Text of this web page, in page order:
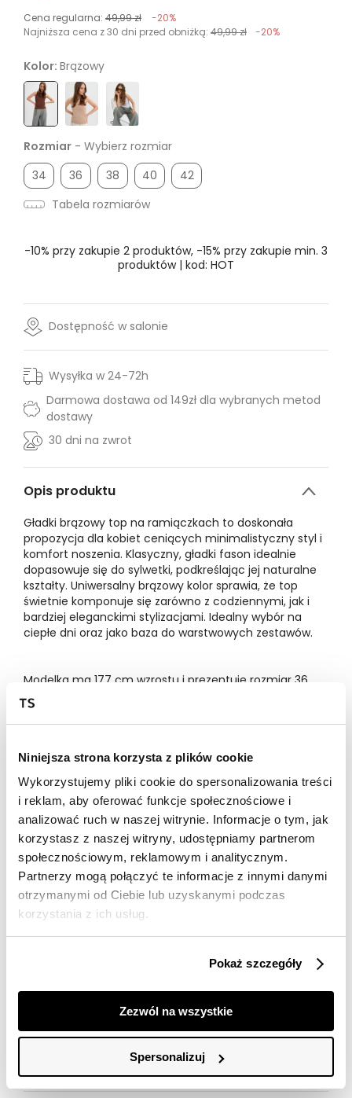
Niniejsza strona korzysta z plików cookie
Wykorzystujemy pliki cookie do spersonalizowania treści
i reklam, aby oferować funkcje społecznościowe i
analizować ruch w naszej witrynie. Informacje o tym, jak
korzystasz z naszej witryny, udostępniamy partnerom
społecznościowym, reklamowym i analitycznym.
Partnerzy mogą połączyć te informacje z innymi danymi
otrzymanymi od Ciebie lub uzyskanymi podczas
korzystania z ich usług.
Pokaż szczegóły
Zezwól na wszystkie
Spersonalizuj
Cena regularna: 49,99 zł
-20%
Najniższa cena z 30 dni przed obniżką: 49,99 zł -20%
Kolor: Brązowy
Rozmiar - Wybierz rozmiar
34
36 38 40
42
Tabela rozmiarów
-10% przy zakupie 2 produktów, -15% przy zakupie min. 3
produktów | kod: HOT
Dostępność w salonie
Wysyłka w 24-72h
Darmowa dostawa od 149zł dla wybranych metod
dostawy
30 dni na zwrot
Opis produktu
Gładki brązowy top na ramiączkach to doskonała
propozycja dla kobiet ceniących minimalistyczny styl i
komfort noszenia. Klasyczny, gładki fason idealnie
dopasowuje się do sylwetki, podkreślając jej naturalne
kształty. Uniwersalny brązowy kolor sprawia, że top
świetnie komponuje się zarówno z codziennymi, jak i
bardziej eleganckimi stylizacjami. Idealny wybór na
ciepłe dni oraz jako baza do warstwowych zestawów.
Modelka ma 177 cm wzrostu i prezentuje rozmiar 36.
65% Z wiskozy
Top Secret
Kolor produktu:
Brązowy
Set:
Summer Drop
Materiał
65% wiskoza, 35% poliester
Pielęgnacja
Nie suszyć w suszarkach bębnowych
Prasować w temp. Max. 110°
Darmowa dostawa od 149zł dla wybranych metod
GWARANTOWANA WYSYŁKA w 48 godzin.
*95% zamówień realizujemy w 24 godziny.
Metody dostawy:
Szczegółowe informacje
Gładki brązowy top na
ramiączkach
Kod produktu:
TSKS26TOP707289X00